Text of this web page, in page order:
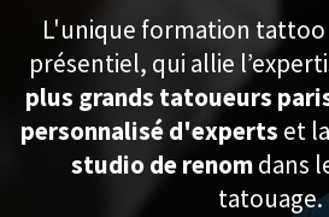
L'unique formation tattoo
présentiel, qui allie
plus grands tatoueurs
personnalisé d'experts et
studio de renomdans
tatouage.